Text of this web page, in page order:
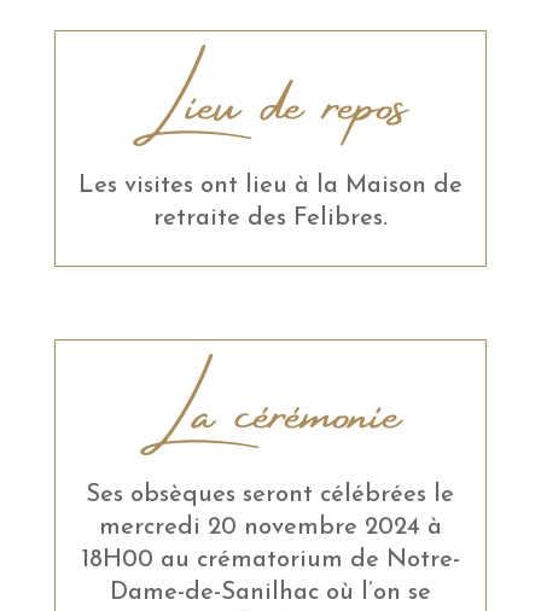
Lieu de repos
Les visites ont lieu à la Maison de
retraite des Felibres.
La cérémonie
Ses obsèques seront célébrées le
mercredi 20 novembre 2024 à
18H00 au crématorium de Notre-
Dame-de-Sanilhac où l’on se